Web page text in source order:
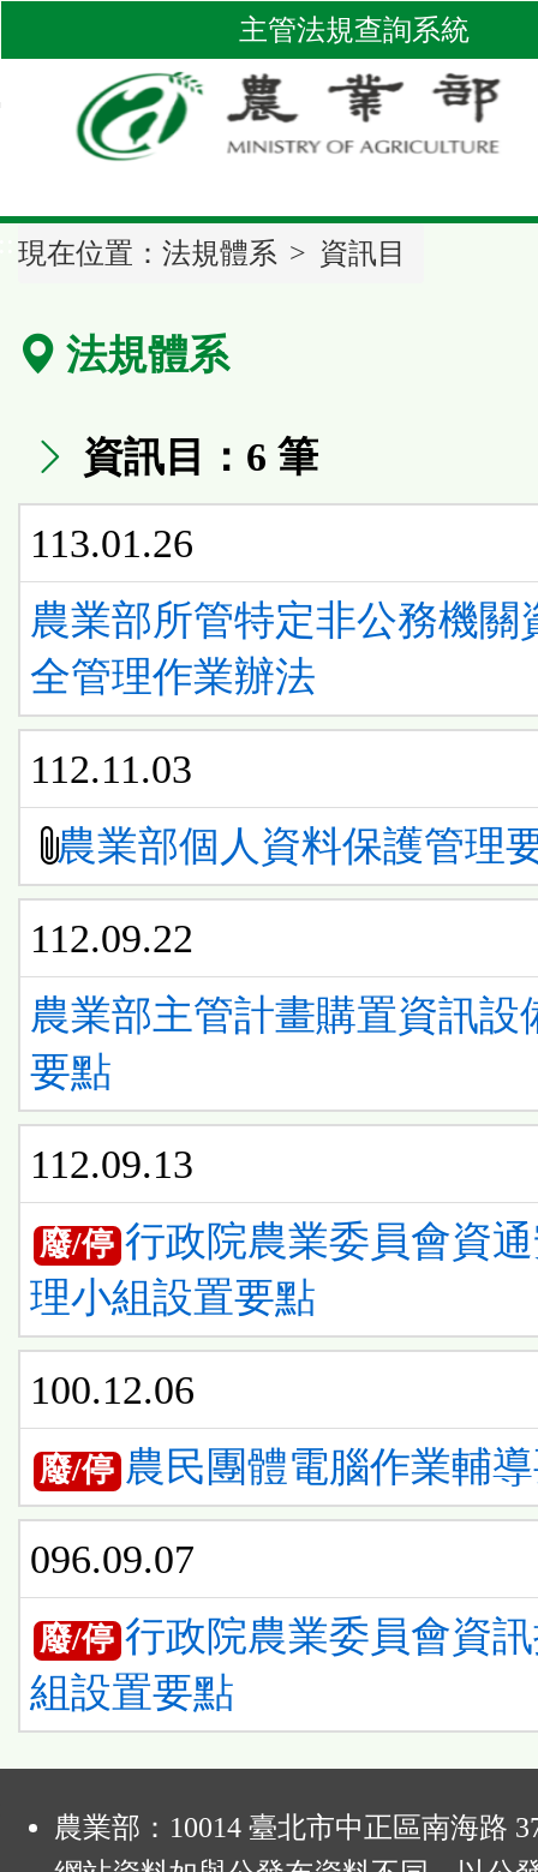
到
區
塊
主管法規查詢系統
現在位置： 法規體系 資訊目
法規體系
資訊目：6 筆
113.01.26
農業部所管特定非公務機關
全管理作業辦法
112.11.03
農業部個人資料保護管理
112.09.22
農業部主管計畫購置資訊設
要點
112.09.13
廢/停 行政院農業委員會資
理小組設置要點
100.12.06
廢/停 農民團體電腦作業輔
096.09.07
廢/停 行政院農業委員會資
組設置要點
農業部：10014 臺北市中正區南海路